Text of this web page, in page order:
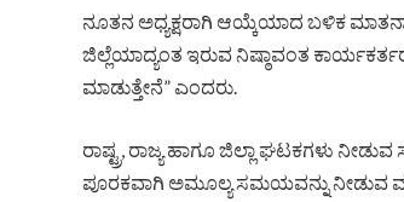
ನೂತನ ಅಧ್ಯಕ್ಷರಾಗಿ ಆಯ್ಕೆಯಾದ ಬಳಿಕ
ಜಿಲ್ಲೆಯಾದ್ಯಂತ ಇರುವ ನಿಷ್ಠಾವಂತ
ಮಾಡುತ್ತೇನೆ” ಎಂದರು.
ರಾಷ್ಟ್ರ, ರಾಜ್ಯ ಹಾಗೂ ಜಿಲ್ಲಾ ಘಟಕಗಳು
ಪೂರಕವಾಗಿ ಅಮೂಲ್ಯ ಸಮಯವನ್ನು ನೀಡುವ